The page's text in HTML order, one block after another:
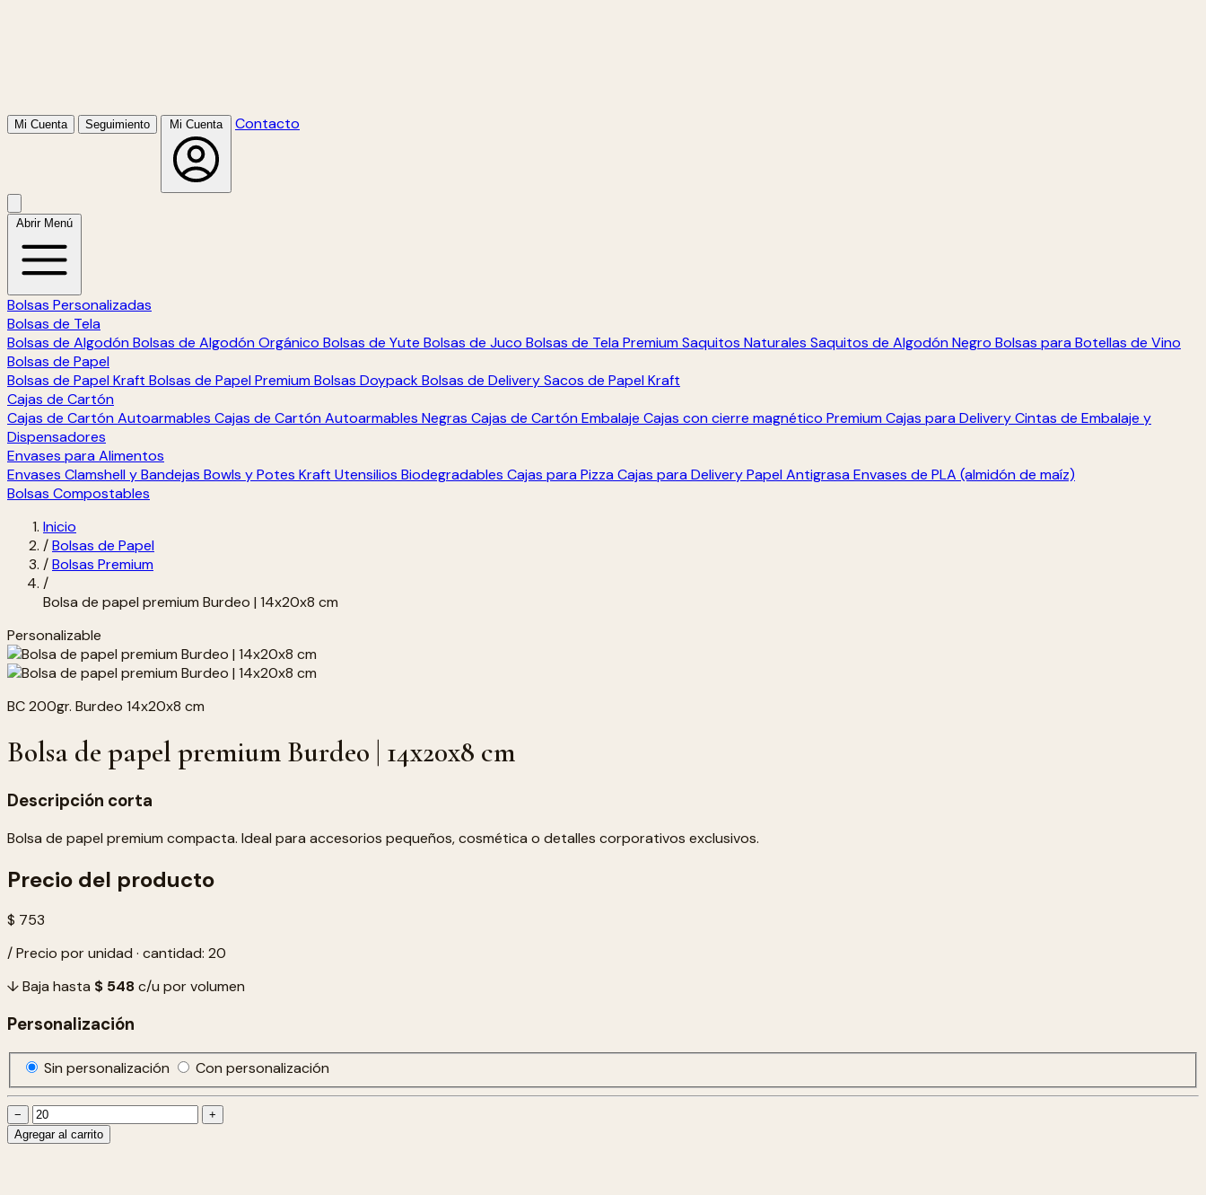
Mi Cuenta Seguimiento Mi Cuenta Contacto
Abrir Menú
Bolsas Personalizadas
Bolsas de Tela
Bolsas de Algodón Bolsas de Algodón Orgánico Bolsas de Yute Bolsas de Juco Bolsas de Tela Premium Saquitos Naturales Saquitos de Algodón Negro Bolsas para Botellas de Vino
Bolsas de Papel
Bolsas de Papel Kraft Bolsas de Papel Premium Bolsas DoypackBolsas de DeliverySacos de Papel Kraft
Cajas de Cartón
Cajas de Cartón Autoarmables Cajas de Cartón Autoarmables Negras Cajas de Cartón Embalaje Cajas con cierre magnético Premium Cajas para DeliveryCintas de Embalaje y
Dispensadores
Envases para Alimentos
Envases Clamshell y Bandejas Bowls y Potes Kraft Utensilios Biodegradables Cajas para Pizza Cajas para DeliveryPapel Antigrasa Envases de PLA (almidón de maíz)
Bolsas Compostables
Inicio
/Bolsas de Papel
/Bolsas Premium
/
Bolsa de papel premium Burdeo | 14x20x8 cm
Personalizable
BC 200gr. Burdeo 14x20x8 cm
Bolsa de papel premium Burdeo | 14x20x8 cm
Descripción corta
Bolsa de papel premium compacta. Ideal para accesorios pequeños, cosmética o detalles corporativos exclusivos.
Precio del producto
$ 753
/ Precio por unidad · cantidad: 20
↓ Baja hasta $ 548c/u por volumen
Personalización
Sin personalización Con personalización
−
+
Agregar al carrito